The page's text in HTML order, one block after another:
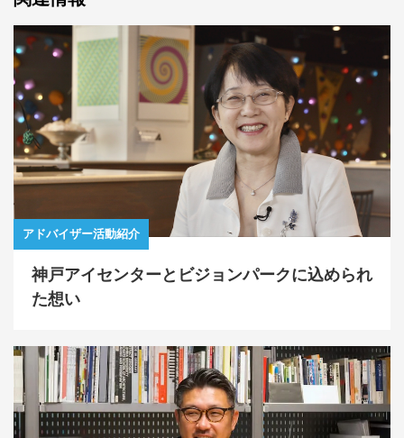
アドバイザー活動紹介
神戸アイセンターとビジョンパークに込められ
た想い